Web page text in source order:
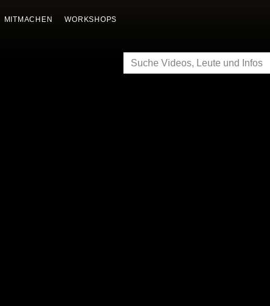
MITMACHEN WORKSHOPS
SUCHE